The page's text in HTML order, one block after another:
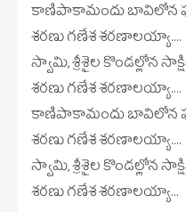
కాణిపాకామందు బావిలోన
శరణు గణేశ శరణాలయ్యా....
స్వామి, శ్రీశైల కొండల్లోన
శరణు గణేశ శరణాలయ్యా....
కాణిపాకామందు బావిలోన
శరణు గణేశ శరణాలయ్యా....
స్వామి, శ్రీశైల కొండల్లోన
శరణు గణేశ శరణాలయ్యా...